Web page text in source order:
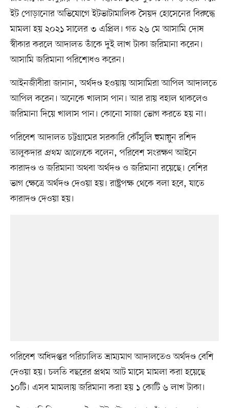
ইট পোড়ানোর অভিযোগে ইটভাটামালিক সৈয়দ হোসেনের বিরুদ্ধে
মামলা হয় ২০২১ সালের ৩ এপ্রিল। গত ২৬ মে আসামি দোষ
স্বীকার করলে আদালত তাঁকে দুই লাখ টাকা জরিমানা করেন।
আসামি জরিমানা পরিশোধও করেন।
আইনজীবীরা জানান, অর্থদণ্ড হওয়ায় আসামিরা আপিল আদালতে
আপিল করেন। অনেকে খালাস পান। আর রায় বহাল থাকলেও
জরিমানা দিয়ে খালাস পান। কোনো সাজা ভোগ করতে হয় না।
পরিবেশ আদালত চট্টগ্রামের সরকারি কৌঁসুলি হুমায়ুন রশিদ
তালুকদার প্রথম আলোকে বলেন, পরিবেশ সংরক্ষণ আইনে
কারাদণ্ড ও জরিমানা অথবা অর্থদণ্ড ও জরিমানা রয়েছে। বেশির
ভাগ ক্ষেত্রে অর্থদণ্ড দেওয়া হয়। রাষ্ট্রপক্ষ থেকে বলা হবে, যাতে
কারাদণ্ড দেওয়া হয়।
পরিবেশ অধিদপ্তর পরিচালিত ভ্রাম্যমাণ আদালতেও অর্থদণ্ড বেশি
দেওয়া হয়। চলতি বছরের প্রথম আট মাসে মামলা করা হয়েছে
১০টি। এসব মামলায় জরিমানা করা হয় ১ কোটি ৬ লাখ টাকা।